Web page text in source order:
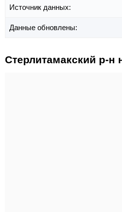
Источник данных:
Данные обновлены:
Стерлитамакский р-н